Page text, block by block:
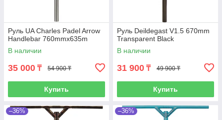
Руль UA Charles Padel Arrow
Handlebar 760mmx635m
В наличии
35 000 ₸ 54 900 ₸
Купить
Руль Deildegast V1.5 670mm
Transparent Black
В наличии
31 900 ₸ 49 900 ₸
Купить
–36% –36%